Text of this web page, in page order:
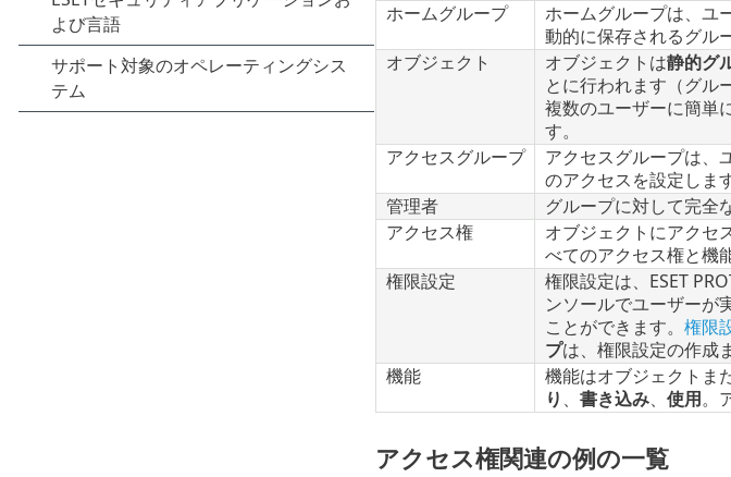
ホームグループ
ホームグループは、ユ
動的に保存されるグル
オブジェクト
オブジェクトは静的グ
とに行われます（グル
複数のユーザーに簡単
す。
アクセスグループ
アクセスグループは、
のアクセスを設定します
管理者
グループに対して完全
アクセス権
オブジェクトにアクセ
べてのアクセス権と機
権限設定
権限設定は、ESET
ンソールでユーザーが
ことができます。 権限
プは、権限設定の作成
機能
機能はオブジェクトま
り 、 書き込み、 使用。
アクセス権関連の例の一覧